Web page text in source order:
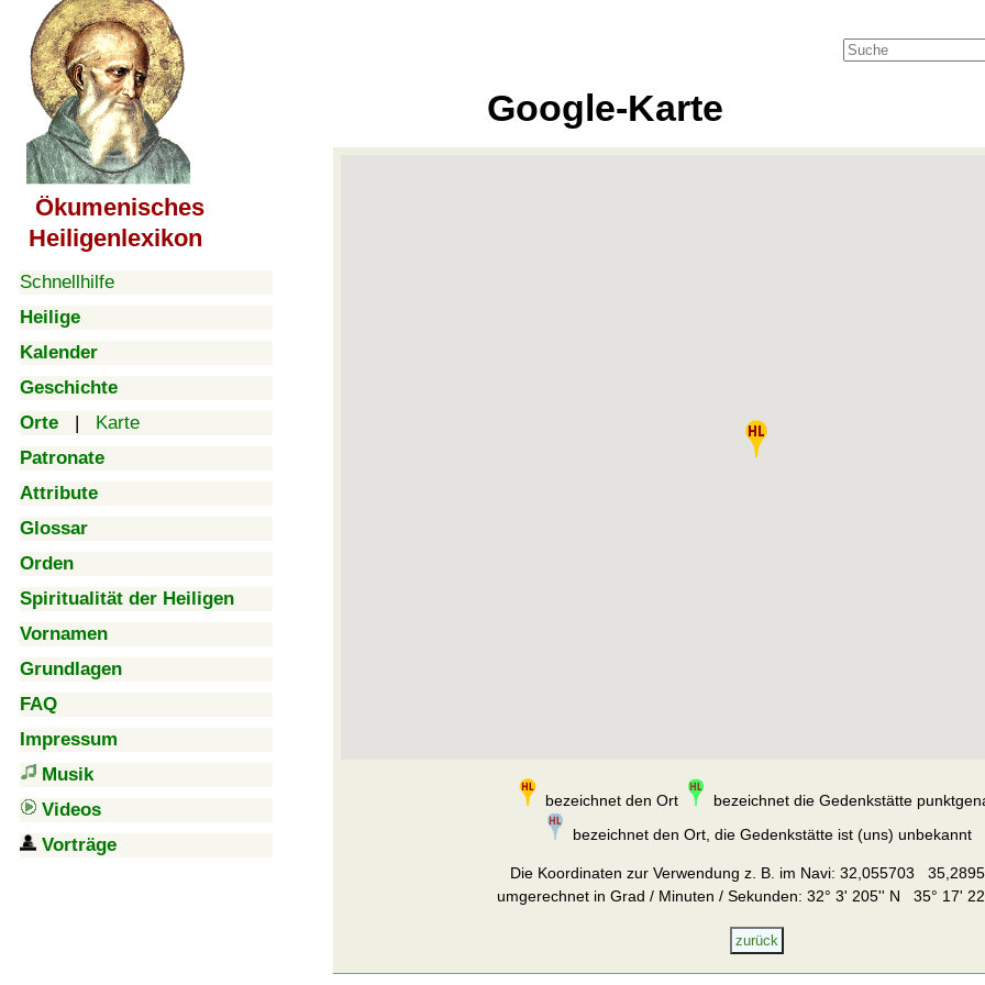
Ökumenisches
Heiligenlexikon
Schnellhilfe
Heilige
Kalender
Geschichte
Orte | Karte
Patronate
Attribute
Glossar
Orden
Spiritualität der Heiligen
Vornamen
Grundlagen
FAQ
Impressum
Musik
Videos
Vorträge
Google-Karte
bezeichnet den Ort
bezeichnet die Gedenkstätte
bezeichnet den Ort, die Gedenkstätte ist (uns) unbekannt
Die Koordinaten zur Verwendung z. B. im Navi: 32,055703
umgerechnet in Grad / Minuten / Sekunden: 32° 3' 205'' N 35° 17'